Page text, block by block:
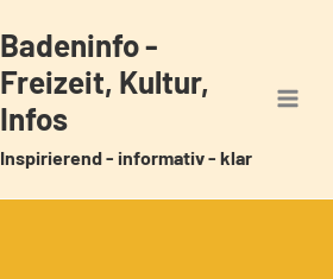
Badeninfo -
Freizeit, Kultur,
Infos
Inspirierend - informativ - klar